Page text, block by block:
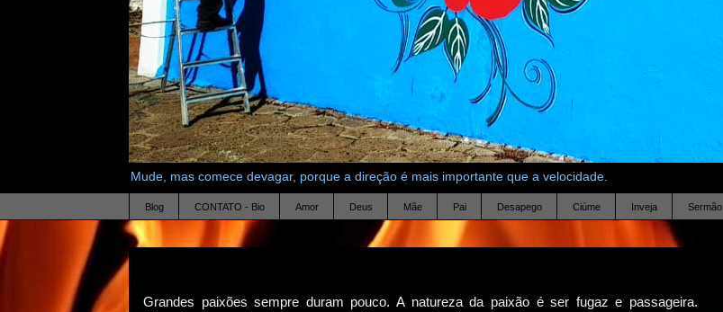
Mude, mas comece devagar, porque a direção é mais importante que a velocidade.
Blog CONTATO - Bio Amor Deus Mãe Pai Desapego Ciúme Inveja Sermão
Grandes paixões sempre duram pouco. A natureza da paixão é ser fugaz e passageira.